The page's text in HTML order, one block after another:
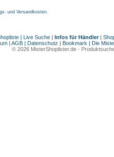
und Versandkosten.
| Live Suche| Infos für Händler|
| AGB | Datenschutz | Bookmark | Die
© 2026 MisterShoplister.de-